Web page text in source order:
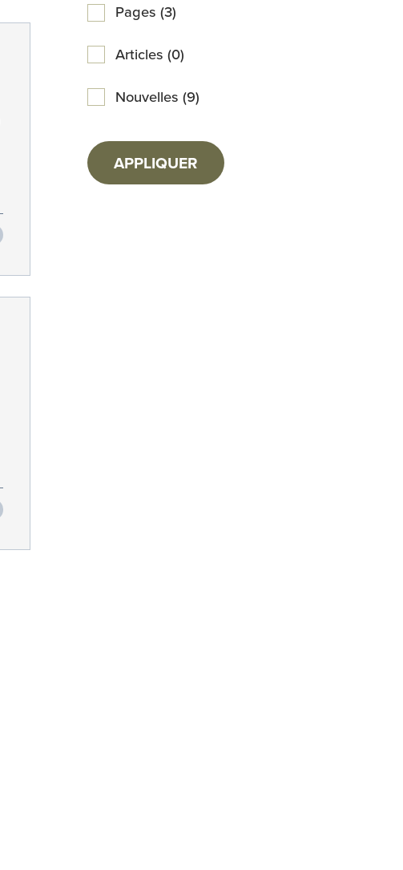
Pages (3)
Articles (0)
Nouvelles (9)
APPLIQUER